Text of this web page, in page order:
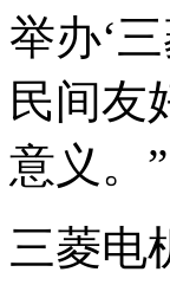
举办‘
民间友
意义。”
三菱电